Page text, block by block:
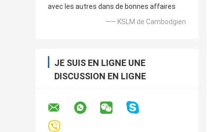
avec les autres dans de bonnes affaires
—— KSLM de Cambodgien
JE SUIS EN LIGNE UNE
DISCUSSION EN LIGNE